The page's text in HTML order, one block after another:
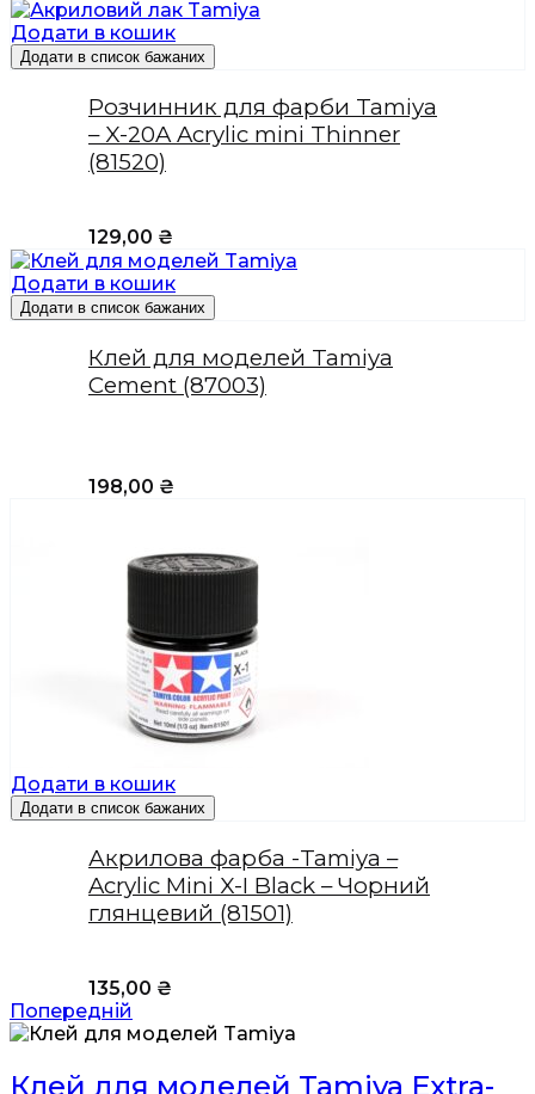
Додати в кошик
Додати в список бажаних
Розчинник для фарби Tamiya
– X-20A Acrylic mini Thinner
(81520)
129,00 ₴
Додати в кошик
Додати в список бажаних
Клей для моделей Tamiya
Cement (87003)
198,00 ₴
Додати в кошик
Додати в список бажаних
Акрилова фарба -Tamiya –
Acrylic Mini X-I Black – Чорний
глянцевий (81501)
135,00 ₴
Попередній
Клей для моделей Tamiya Extra-